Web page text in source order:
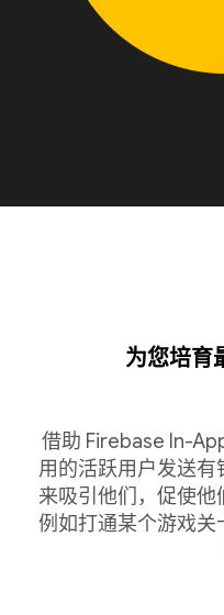
为您培育
借助 Firebase In-
用的活跃用户发送
来吸引他们，促使他
例如打通某个游戏